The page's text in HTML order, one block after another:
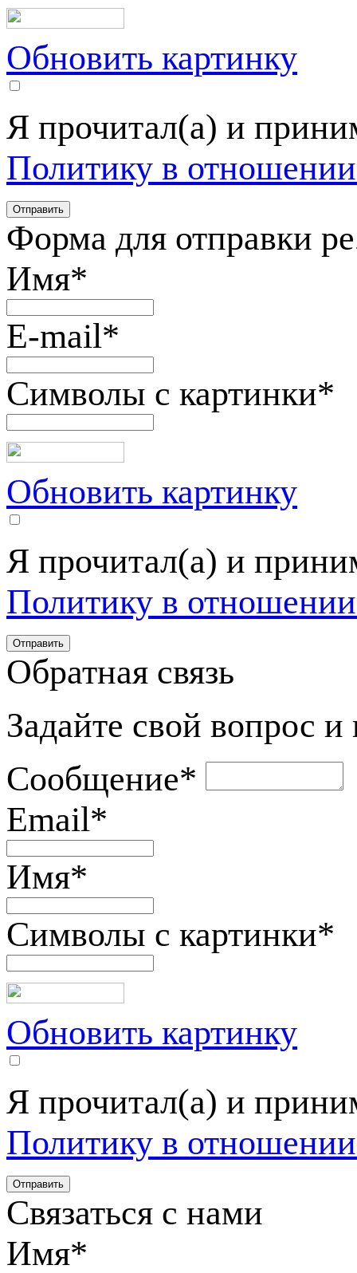
Обновить картинку
Я прочитал(а) и
Политику в
Форма для отправки
Имя*
E-mail*
Символы с картинки*
Обновить картинку
Я прочитал(а) и
Политику в
Обратная связь
Задайте свой вопрос
Сообщение*
Email*
Имя*
Символы с картинки*
Обновить картинку
Я прочитал(а) и
Политику в
Связаться с нами
Имя*